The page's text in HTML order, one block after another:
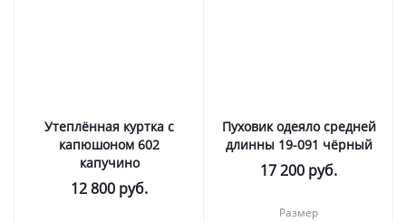
Утеплённая куртка с
капюшоном 602
капучино
12 800 руб.
Пуховик одеяло средней
длинны 19-091 чёрный
17 200 руб.
Размер